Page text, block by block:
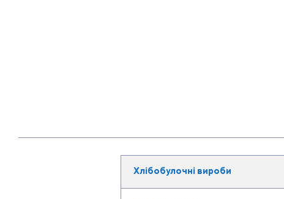
Хлібобулочні вироби